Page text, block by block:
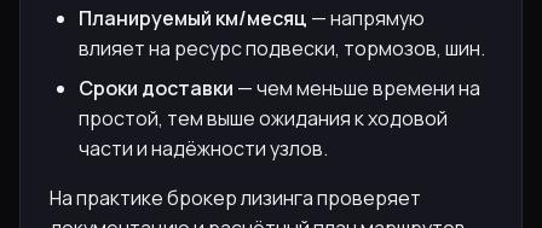
Планируемый км/месяц — напрямую
влияет на ресурс подвески, тормозов, шин.
Сроки доставки — чем меньше времени на
простой, тем выше ожидания к ходовой
части и надёжности узлов.
На практике брокер лизинга проверяет